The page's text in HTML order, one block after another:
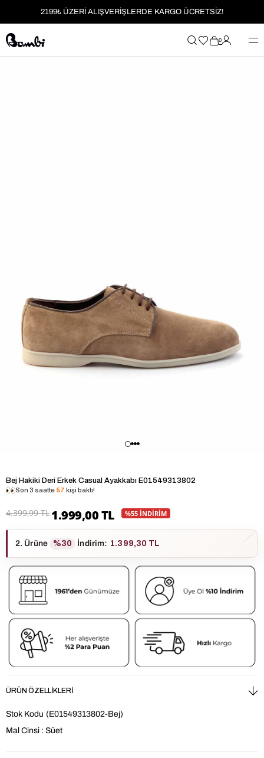
2199₺ ÜZERİ ALIŞVERİŞLERDE KARGO ÜCRETSİZ!
MOBİL UYGULAMAYA ÖZEL İLK ALIŞVERİŞİNİZE %5 İNDİRİM
0
Bej Hakiki Deri Erkek Casual Ayakkabı E01549313802
Son 3 saatte 57 kişi baktı!
4.399,99 TL 1.999,00 TL %55 İNDİRİM
2. Ürüne %30 İndirim: 1.399,30 TL
ÜRÜN ÖZELLIKLERI
Stok Kodu (E01549313802-Bej)
Mal Cinsi : Süet